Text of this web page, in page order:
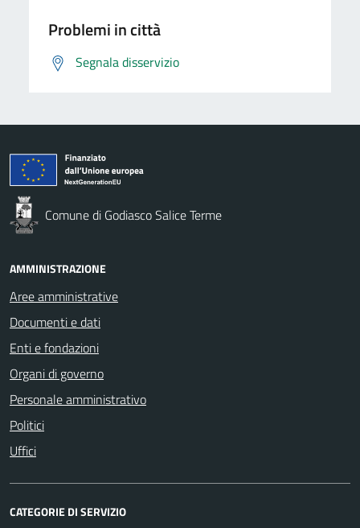
Problemi in città
Segnala disservizio
Comune di Godiasco Salice Terme
AMMINISTRAZIONE
Aree amministrative
Documenti e dati
Enti e fondazioni
Organi di governo
Personale amministrativo
Politici
Uffici
CATEGORIE DI SERVIZIO